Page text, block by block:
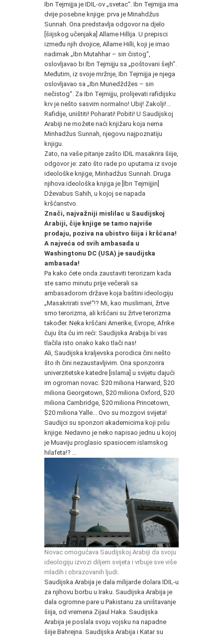
Ibn Tejmijja je IDIL-ov „svetac“. Ibn Tejmijja ima
dvije posebne knjige: prva je Minahdžus
Sunnah. Ona predstavlja odgovor na djelo
[šiijskog učenjaka] Allame Hillija. U prepisci
između njih dvojice, Allame Hilli, koji je imao
nadimak „Ibn Mutahhar – sin čistog“,
oslovljavao bi Ibn Tejmijju sa „poštovani šejh“.
Međutim, iz svoje mržnje, Ibn Tejmijja je njega
oslovljavao sa „Ibn Munedždžes – sin
nečistog“. Za Ibn Tejmijju, prolijevati rafidijsku
krv je nešto sasvim normalno! Ubij! Zakolji!...
Rafidije, uništiti! Poharati! Pobiti! U Saudijskoj
Arabiji ne možete naći knjižaru koja nema
Minhadžus Sunnah, njegovu najpoznatiju
knjigu.
Zato, na vaše pitanje zašto IDIL masakrira šiije,
odgovor je: zato što rade po uputama iz svoje
ideološke knjige, Minhadžus Sunnah. Druga
njihova ideološka knjiga je [Ibn Tejmijjin]
Dževabus Sahih, u kojoj se napada
kršćanstvo.
Znači, najvažniji mislilac u Saudijskoj
Arabiji, čije knjige se tamo najviše
prodaju, poziva na ubistvo šiija i kršćana!
A najveća od svih ambasada u
Washingtonu DC (USA) je saudijska
ambasada!
Pa kako ćete onda zaustaviti terorizam kada
ste samo minutu prije večerali sa
ambasadorom države koja baštini ideologiju
„Masakrirati sve!“!? Mi, kao muslimani, žrtve
smo terorizma, ali kršćani su žrtve terorizma
također. Neka kršćani Amerike, Evrope, Afrike
čuju šta ću im reći: Saudijska Arabija bi vas
tlačila isto onako kako tlači nas!
Ali, Saudijska kraljevska porodica čini nešto
što ih čini nezaustavljivim. Ona sponzorira
univerzitetske katedre [islama] u svijetu dajući
im ogroman novac. $20 miliona Harward, $20
miliona Georgetown, $20 miliona Oxford, $20
miliona Cambridge, $20 miliona Princetown,
$20 miliona Yalle... Ovo su mozgovi svijeta!
Saudijci su sponzori akademicima koji pišu
knjige. Nedavno je neko napisao jednu u kojoj
je Muaviju proglasio spasiocem islamskog
hilafeta!? ...
Novac omogućava Saudijskoj Arabiji da svoju
ideologiju izvozi diljem svijeta i vrbuje sve više
mladih i obrazovanih ljudi.
Saudijska Arabija je dala milijarde dolara IDIL-u
za njihovu borbu u Iraku. Saudijska Arabija je
dala ogromne pare u Pakistanu za uništavanje
šiija, od vremena Zijaul Haka. Saudijska
Arabija je poslala svoju vojsku na napadne
šiije Bahrejna. Saudijska Arabija i Katar su